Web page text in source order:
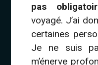
pas
voyagé. J’ai
certaines
Je ne suis
m’énerve